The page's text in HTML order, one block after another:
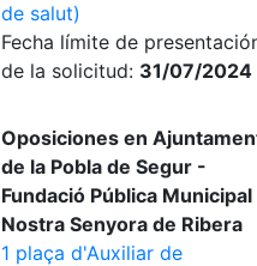
de salut)
Fecha límite de
de la solicitud: 31/07/2024
Oposiciones en
de la Pobla de Segur -
Fundació Pública Municipal
Nostra Senyora de Ribera
1 plaça d'Auxiliar de